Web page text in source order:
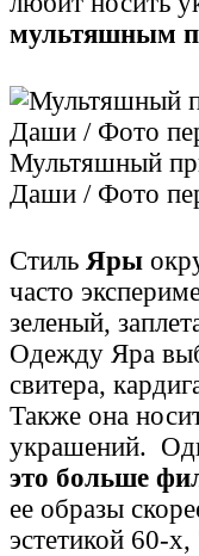
мультяшным
Мультяшный
Даши / Фото
Стиль Яры
часто
зеленый,
Одежду Яра
свитера,
Также она
украшений.
это больше
ее образы
эстетикой 60-